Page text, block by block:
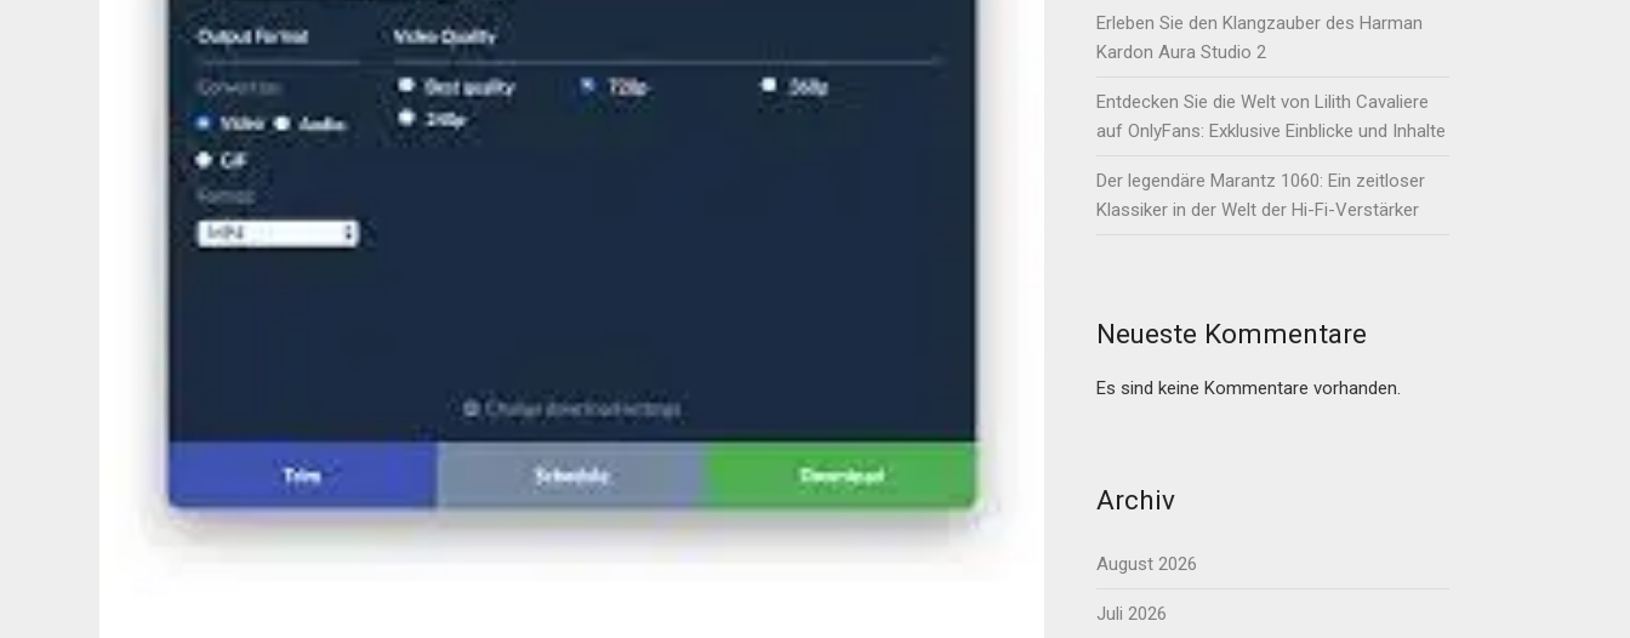
Erleben Sie den Klangzauber des Harman
Kardon Aura Studio 2
Entdecken Sie die Welt von Lilith Cavaliere
auf OnlyFans: Exklusive Einblicke und Inhalte
Der legendäre Marantz 1060: Ein zeitloser
Klassiker in der Welt der Hi-Fi-Verstärker
Neueste Kommentare
Es sind keine Kommentare vorhanden.
Archiv
August 2026
Juli 2026